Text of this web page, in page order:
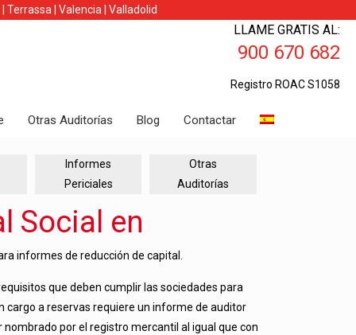
Terrassa Valencia Valladolid
Otras Auditorías Blog Contactar
LLAME GRATIS AL:
900 670 682
Registro ROAC S1058
Informes
Periciales
Otras
Auditorías
informes de reducción de capital.
que deben cumplir las sociedades para
cargo a reservas requiere un informe de auditor
por el registro mercantil al igual que con